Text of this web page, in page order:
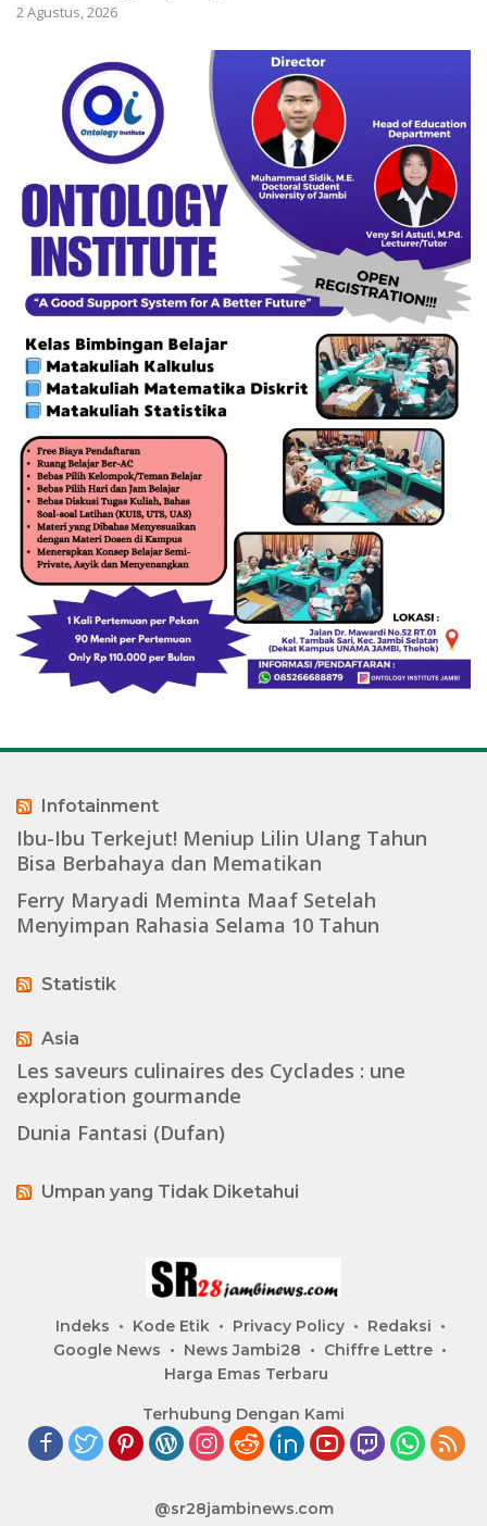
2 Agustus, 2026
Infotainment
Ibu-Ibu Terkejut! Meniup Lilin Ulang Tahun
Bisa Berbahaya dan Mematikan
Ferry Maryadi Meminta Maaf Setelah
Menyimpan Rahasia Selama 10 Tahun
Statistik
Asia
Les saveurs culinaires des Cyclades : une
exploration gourmande
Dunia Fantasi (Dufan)
Umpan yang Tidak Diketahui
Indeks Kode Etik Privacy Policy
Redaksi
Google News
News Jambi28
Chiffre Lettre
Harga Emas Terbaru
Terhubung Dengan Kami
@sr28jambinews.com